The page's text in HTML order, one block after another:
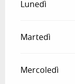
Lunedì
Martedì
Mercoledì